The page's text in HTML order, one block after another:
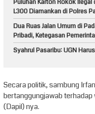
Puluhan Karton Rokok
L300 Diamankan di Polres
Dua Ruas Jalan Umum di
Pribadi, Ketegasan
Syahrul Pasaribu: UGN
Secara politik, sambung
bertanggungjawab
(Dapil) nya.